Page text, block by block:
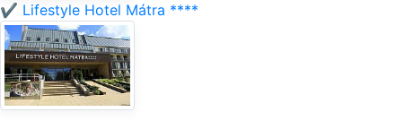
✔️ Lifestyle Hotel Mátra ****